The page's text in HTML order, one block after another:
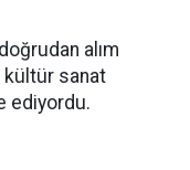
alım
kültür sanat
ediyordu.